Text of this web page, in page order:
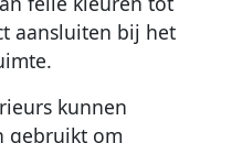
aansluiten bij het
kunnen
gebruikt om